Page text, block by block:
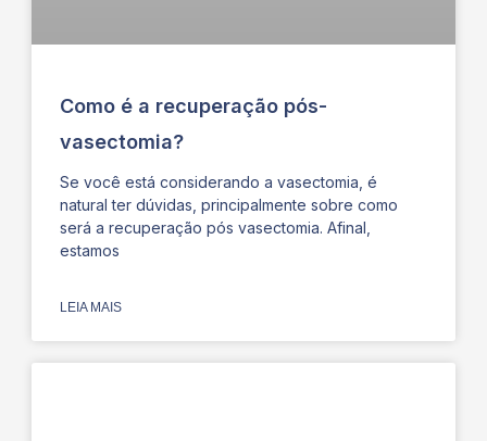
Como é a recuperação pós-
vasectomia?
Se você está considerando a vasectomia, é
natural ter dúvidas, principalmente sobre como
será a recuperação pós vasectomia. Afinal,
estamos
LEIA MAIS